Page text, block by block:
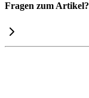
Fragen zum Artikel?